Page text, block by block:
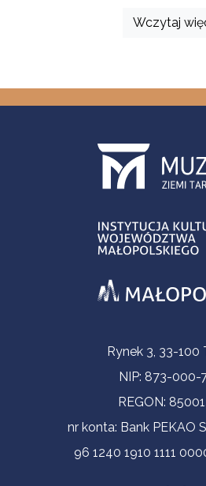
Wczytaj
Informacje kontaktowe
Rynek 3, 33-100
NIP: 873-000-
REGON:
nr konta: Bank PEKAO
96 1240 1910 1111